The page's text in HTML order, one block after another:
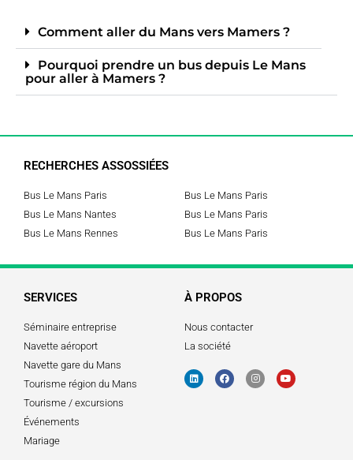
Comment aller du Mans vers Mamers ?
Pourquoi prendre un bus depuis Le Mans
pour aller à Mamers ?
RECHERCHES ASSOSSIÉES
Bus Le Mans Paris
Bus Le Mans Nantes
Bus Le Mans Rennes
Bus Le Mans Paris
Bus Le Mans Paris
Bus Le Mans Paris
SERVICES
Séminaire entreprise
Navette aéroport
Navette gare du Mans
Tourisme région du Mans
Tourisme / excursions
Événements
Mariage
À PROPOS
Nous contacter
La société